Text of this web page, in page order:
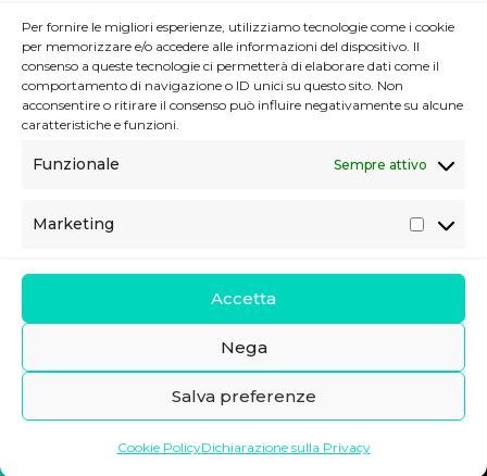
Per fornire le migliori esperienze, utilizziamo tecnologie come i cookie
per memorizzare e/o accedere alle informazioni del dispositivo. Il
consenso a queste tecnologie ci permetterà di elaborare dati come il
comportamento di navigazione o ID unici su questo sito. Non
acconsentire o ritirare il consenso può influire negativamente su alcune
caratteristiche e funzioni.
Funzionale Sempre attivo
Marketing
t
n
Accetta
Nega
Salva preferenze
Cookie PolicyDichiarazione sulla Privacy
Sede legale
Via Imperatore Federico, 24
90143 Palermo (PA), Italia
StdOut s.r.l unipersonale, CF/P.Iva IT06730610828, REA PA-411498 -
Privacy Policy